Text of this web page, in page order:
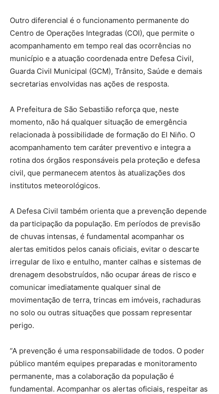
Outro diferencial é o funcionamento permanente do
Centro de Operações Integradas (COI), que permite o
acompanhamento em tempo real das ocorrências no
município e a atuação coordenada entre Defesa Civil,
Guarda Civil Municipal (GCM), Trânsito, Saúde e demais
secretarias envolvidas nas ações de resposta.
A Prefeitura de São Sebastião reforça que, neste
momento, não há qualquer situação de emergência
relacionada à possibilidade de formação do El Niño. O
acompanhamento tem caráter preventivo e integra a
rotina dos órgãos responsáveis pela proteção e defesa
civil, que permanecem atentos às atualizações dos
institutos meteorológicos.
A Defesa Civil também orienta que a prevenção depende
da participação da população. Em períodos de previsão
de chuvas intensas, é fundamental acompanhar os
alertas emitidos pelos canais oficiais, evitar o descarte
irregular de lixo e entulho, manter calhas e sistemas de
drenagem desobstruídos, não ocupar áreas de risco e
comunicar imediatamente qualquer sinal de
movimentação de terra, trincas em imóveis, rachaduras
no solo ou outras situações que possam representar
perigo.
“A prevenção é uma responsabilidade de todos. O poder
público mantém equipes preparadas e monitoramento
permanente, mas a colaboração da população é
fundamental. Acompanhar os alertas oficiais, respeitar as